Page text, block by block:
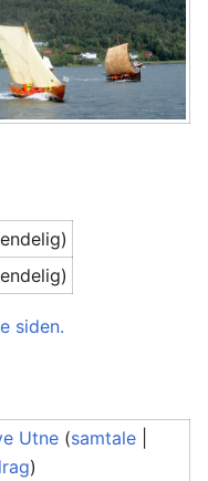
siden.
Utne (samtale
)